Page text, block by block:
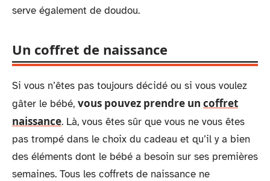
serve également de doudou.
Un coffret de naissance
Si vous n’êtes pas toujours décidé ou si vous voulez
gâter le bébé, vous pouvez prendre un coffret
naissance. Là, vous êtes sûr que vous ne vous êtes
pas trompé dans le choix du cadeau et qu’il y a bien
des éléments dont le bébé a besoin sur ses premières
semaines. Tous les coffrets de naissance ne